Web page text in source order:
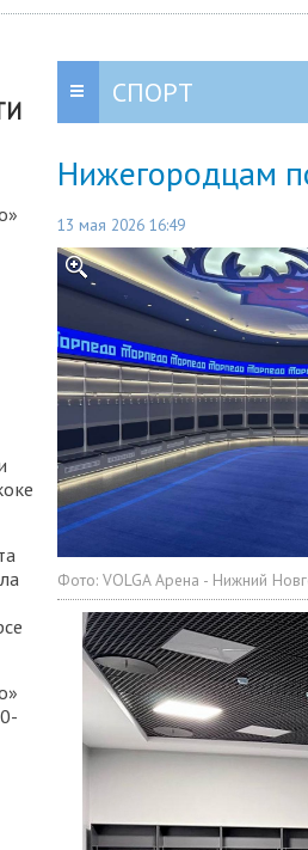
СПОРТ
Нижегородцам
13 мая 2026 16:49
Фото: VOLGA Арена - Нижний